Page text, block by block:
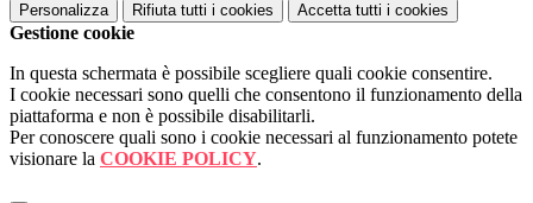
Personalizza Rifiuta tutti i cookies Accetta tutti i cookies
Gestione cookie
In questa schermata è possibile scegliere quali cookie consentire.
I cookie necessari sono quelli che consentono il funzionamento della
piattaforma e non è possibile disabilitarli.
Per conoscere quali sono i cookie necessari al funzionamento potete
visionare la COOKIE POLICY.